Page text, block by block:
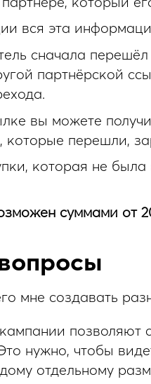
вся эта
сначала
партнёрской
вы можете
которые перешли,
которая не была
суммами от
мне создавать
позволяют
нужно, чтобы
отдельному